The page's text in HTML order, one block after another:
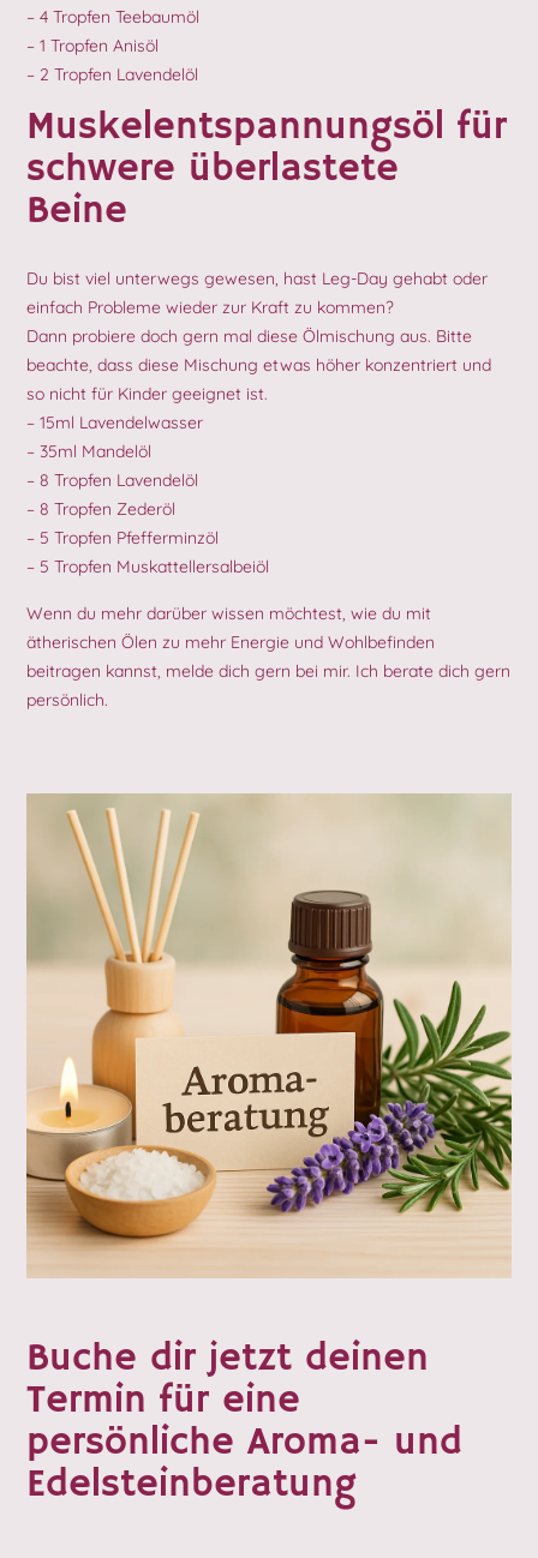
– 4 Tropfen Teebaumöl
– 1 Tropfen Anisöl
– 2 Tropfen Lavendelöl
Muskelentspannungsöl für
schwere überlastete
Beine
Du bist viel unterwegs gewesen, hast Leg-Day gehabt oder
einfach Probleme wieder zur Kraft zu kommen?
Dann probiere doch gern mal diese Ölmischung aus. Bitte
beachte, dass diese Mischung etwas höher konzentriert und
so nicht für Kinder geeignet ist.
– 15ml Lavendelwasser
– 35ml Mandelöl
– 8 Tropfen Lavendelöl
– 8 Tropfen Zederöl
– 5 Tropfen Pfefferminzöl
– 5 Tropfen Muskattellersalbeiöl
Wenn du mehr darüber wissen möchtest, wie du mit
ätherischen Ölen zu mehr Energie und Wohlbefinden
beitragen kannst, melde dich gern bei mir. Ich berate dich gern
persönlich.
Buche dir jetzt deinen
Termin für eine
persönliche Aroma- und
Edelsteinberatung